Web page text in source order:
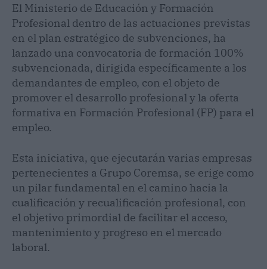
El Ministerio de Educación y Formación
Profesional dentro de las actuaciones previstas
en el plan estratégico de subvenciones, ha
lanzado una convocatoria de formación 100%
subvencionada, dirigida específicamente a los
demandantes de empleo, con el objeto de
promover el desarrollo profesional y la oferta
formativa en Formación Profesional (FP) para el
empleo.
Esta iniciativa, que ejecutarán varias empresas
pertenecientes a Grupo Coremsa, se erige como
un pilar fundamental en el camino hacia la
cualificación y recualificación profesional, con
el objetivo primordial de facilitar el acceso,
mantenimiento y progreso en el mercado
laboral.